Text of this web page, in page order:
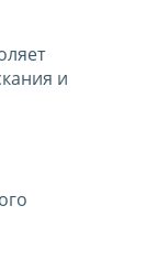
и